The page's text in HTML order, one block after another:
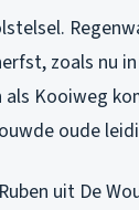
zoals nu
Kooiweg
oude
uit De